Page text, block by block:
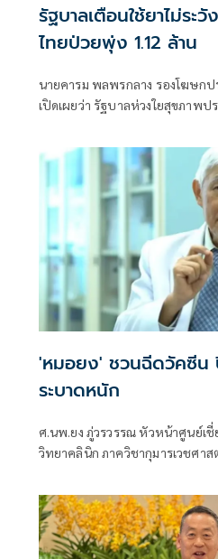
รัฐบาลเตือนใช้ยาไม่ระ
ไทยป่วยพุ่ง 1.12 ล้าน
นายคารม พลพรกลาง รองโฆษก
เปิดเผยว่า รัฐบาลห่วงใยสุขภาพป
'หมอยง' ชวนฉีดวัคซีน
ระบาดหนัก
ศ.นพ.ยง ภู่วรวรรณ หัวหน้าศูนย์เ
วิทยาคลินิก ภาควิชากุมารเวชศ
ใหญ่ปีนี้ระบาดมาก